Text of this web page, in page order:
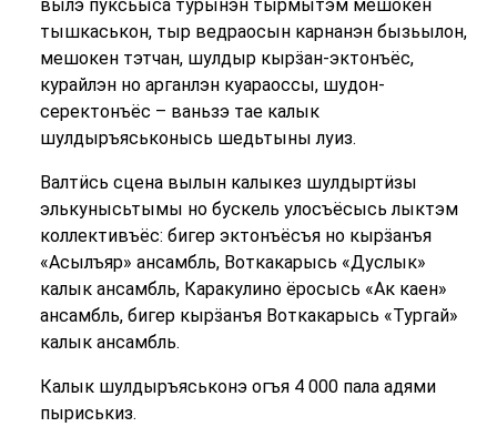
вылэ пуксьыса турынэн тырмытэм мешокен
тышкаськон, тыр ведраосын карнанэн бызьылон,
мешокен тэтчан, шулдыр кырӟан-эктонъёс,
курайлэн но арганлэн куараоссы, шудон-
серектонъёс – ваньзэ тае калык
шулдыръяськонысь шедьтыны луиз.
Валтӥсь сцена вылын калыкез шулдыртӥзы
элькунысьтымы но бускель улосъёсысь лыктэм
коллективъёс: бигер эктонъёсъя но кырӟанъя
«Асылъяр» ансамбль, Воткакарысь «Дуслык»
калык ансамбль, Каракулино ёросысь «Ак каен»
ансамбль, бигер кырӟанъя Воткакарысь «Тургай»
калык ансамбль.
Калык шулдыръяськонэ огъя 4 000 пала адями
пыриськиз.